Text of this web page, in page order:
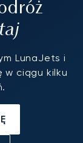
LunaJets i
w ciągu kilku